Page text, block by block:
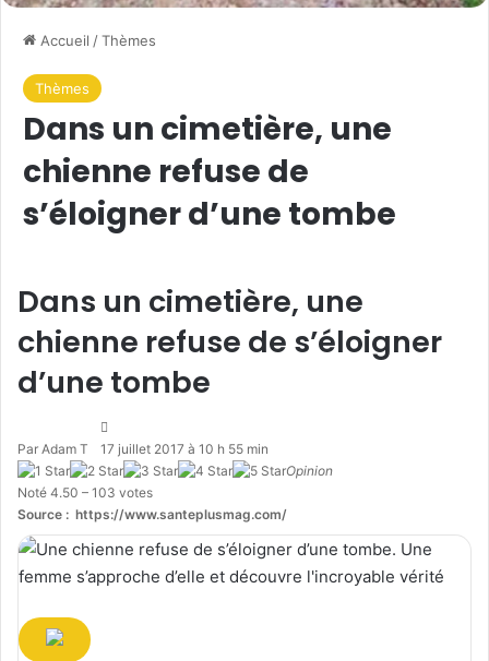
Accueil /Thèmes
Thèmes
Dans un cimetière, une
chienne refuse de
s’éloigner d’une tombe
Dans un cimetière, une
chienne refuse de s’éloigner
d’une tombe
Par Adam T 17 juillet 2017 à 10 h 55 min
Noté 4.50 – 103 votes
Opinion
Source : https://www.santeplusmag.com/